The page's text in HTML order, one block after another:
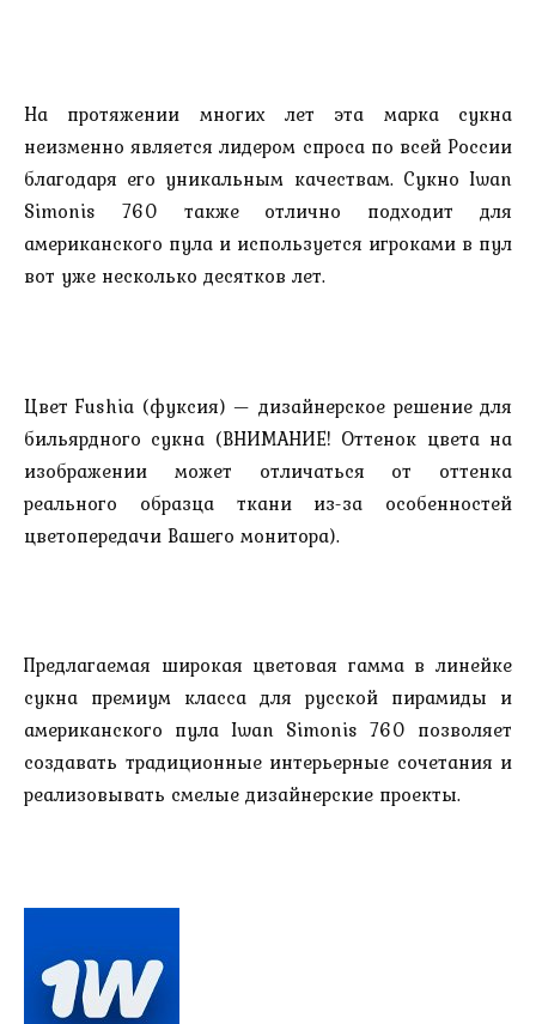
На протяжении многих лет эта марка сукна
неизменно является лидером спроса по всей России
благодаря его уникальным качествам. Сукно Iwan
Simonis 760 также отлично подходит для
американского пула и используется игроками в пул
вот уже несколько десятков лет.
Цвет Fushia (фуксия) — дизайнерское решение для
бильярдного сукна (ВНИМАНИЕ! Оттенок цвета на
изображении может отличаться от оттенка
реального образца ткани из-за особенностей
цветопередачи Вашего монитора).
Предлагаемая широкая цветовая гамма в линейке
сукна премиум класса для русской пирамиды и
американского пула Iwan Simonis 760 позволяет
создавать традиционные интерьерные сочетания и
реализовывать смелые дизайнерские проекты.